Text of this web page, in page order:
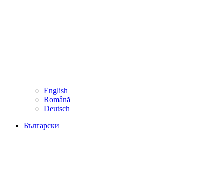
English
Română
Deutsch
Български